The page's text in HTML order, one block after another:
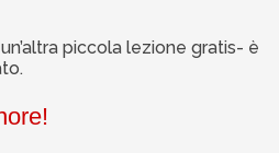
piccola lezione gratis- è